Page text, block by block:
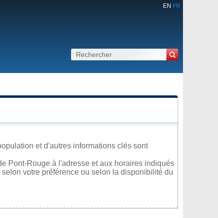
EN FR
et d'autres informations clés sont
Pont-Rouge à l'adresse et aux horaires indiqués
votre préférence ou selon la disponibilité du